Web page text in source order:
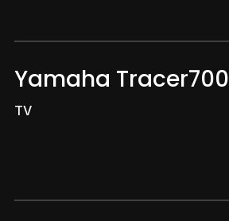
Yamaha Tracer700
TV